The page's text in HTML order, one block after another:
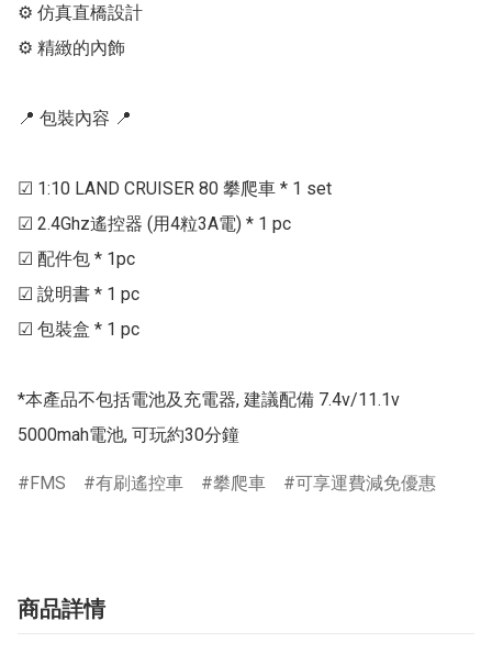
⚙ 仿真直橋設計
⚙ 精緻的內飾
📍 包裝內容 📍
☑ 1:10 LAND CRUISER 80 攀爬車 * 1 set
☑ 2.4Ghz遙控器 (用4粒3A電) * 1 pc
☑ 配件包 * 1pc
☑ 說明書 * 1 pc
☑ 包裝盒 * 1 pc
*本產品不包括電池及充電器, 建議配備 7.4v/11.1v
5000mah電池, 可玩約30分鐘
FMS 有刷遙控車 攀爬車 可享運費減免優惠
商品詳情